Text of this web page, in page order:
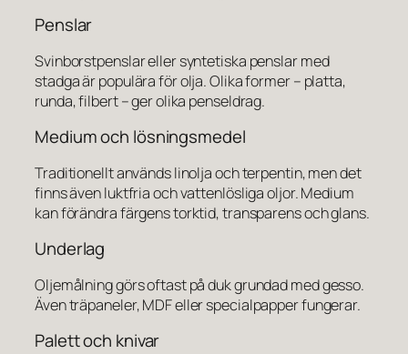
Penslar
Svinborstpenslar eller syntetiska penslar med
stadga är populära för olja. Olika former – platta,
runda, filbert – ger olika penseldrag.
Medium och lösningsmedel
Traditionellt används linolja och terpentin, men det
finns även luktfria och vattenlösliga oljor. Medium
kan förändra färgens torktid, transparens och glans.
Underlag
Oljemålning görs oftast på duk grundad med gesso.
Även träpaneler, MDF eller specialpapper fungerar.
Palett och knivar